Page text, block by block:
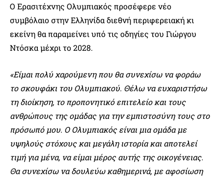
Ο Ερασιτέχνης Ολυμπιακός προσέφερε νέο
συμβόλαιο στην Ελληνίδα διεθνή περιφερειακή κι
εκείνη θα παραμείνει υπό τις οδηγίες του Γιώργου
Ντόσκα μέχρι το 2028.
«Είμαι πολύ χαρούμενη που θα συνεχίσω να φοράω
το σκουφάκι του Ολυμπιακού. Θέλω να ευχαριστήσω
τη διοίκηση, το προπονητικό επιτελείο και τους
ανθρώπους της ομάδας για την εμπιστοσύνη τους στο
πρόσωπό μου. Ο Ολυμπιακός είναι μια ομάδα με
υψηλούς στόχους και μεγάλη ιστορία και αποτελεί
τιμή για μένα, να είμαι μέρος αυτής της οικογένειας.
Θα συνεχίσω να δουλεύω καθημερινά, με αφοσίωση